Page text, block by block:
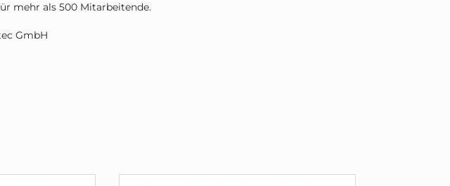
mehr als 500 Mitarbeitende.
GmbH